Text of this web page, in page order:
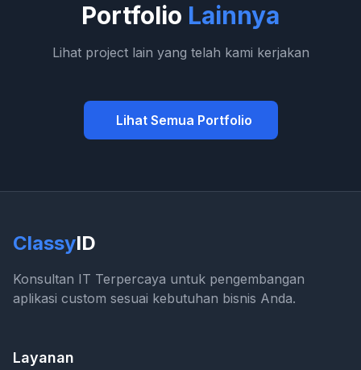
Portfolio Lainnya
Lihat project lain yang telah kami kerjakan
Lihat Semua Portfolio
ClassyID
Konsultan IT Terpercaya untuk pengembangan
aplikasi custom sesuai kebutuhan bisnis Anda.
Layanan